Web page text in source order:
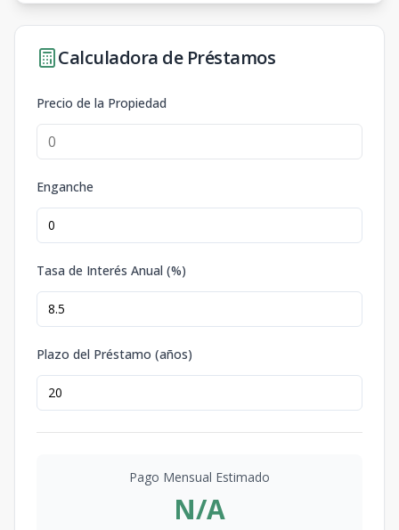
Calculadora de Préstamos
Precio de la Propiedad
Enganche
Tasa de Interés Anual (%)
Plazo del Préstamo (años)
Pago Mensual Estimado
N/A